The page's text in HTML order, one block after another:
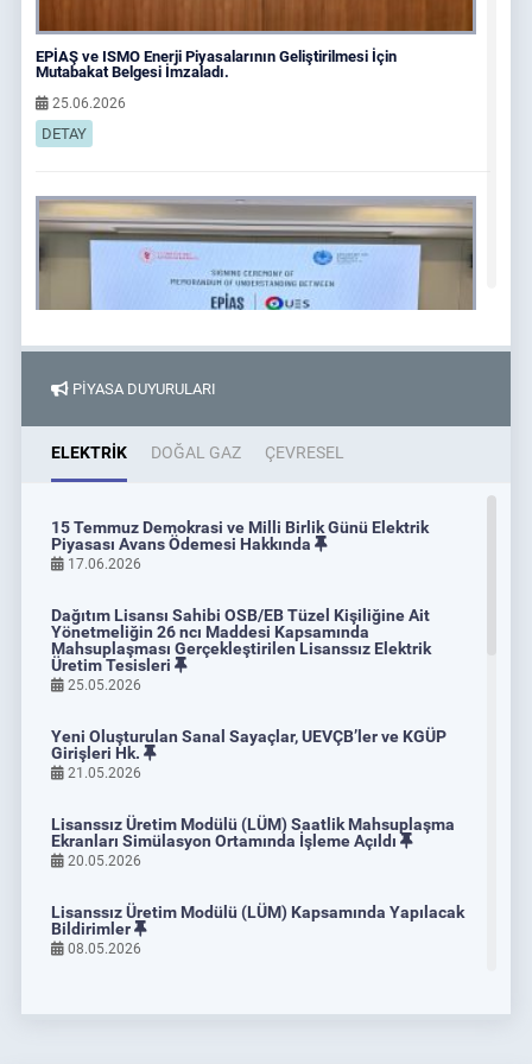
EPİAŞ ve ISMO Enerji Piyasalarının Geliştirilmesi İçin
Mutabakat Belgesi İmzaladı.
25.06.2026
DETAY
EPİAŞ ve Uzenergosotish JSC, Enerji Piyasalarının
Geliştirilmesi İçin Mutabakat Belgesi İmzaladı
04.06.2026
PİYASA DUYURULARI
ELEKTRİK DOĞAL GAZ ÇEVRESEL
15 Temmuz Demokrasi ve Milli Birlik Günü Elektrik
Piyasası Avans Ödemesi Hakkında
17.06.2026
Dağıtım Lisansı Sahibi OSB/EB Tüzel Kişiliğine Ait
Yönetmeliğin 26 ncı Maddesi Kapsamında
Mahsuplaşması Gerçekleştirilen Lisanssız Elektrik
Üretim Tesisleri
25.05.2026
Yeni Oluşturulan Sanal Sayaçlar, UEVÇB’ler ve KGÜP
Girişleri Hk.
21.05.2026
Lisanssız Üretim Modülü (LÜM) Saatlik Mahsuplaşma
Ekranları Simülasyon Ortamında İşleme Açıldı
20.05.2026
Lisanssız Üretim Modülü (LÜM) Kapsamında Yapılacak
Bildirimler
08.05.2026
Açıldı